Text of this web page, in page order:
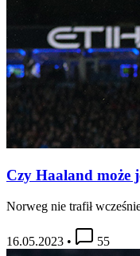
Czy Haaland może
Norweg nie trafił
16.05.2023 • 55